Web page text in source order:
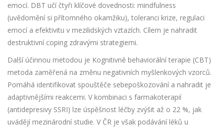
emocí. DBT učí čtyři klíčové dovednosti: mindfulness
(uvědomění si přítomného okamžiku), toleranci krize, regulaci
emocí a efektivitu v mezilidských vztazích. Cílem je nahradit
destruktivní coping zdravými strategiemi.
Další účinnou metodou je Kognitivně behaviorální terapie (CBT)
metoda zaměřená na změnu negativních myšlenkových vzorců.
Pomáhá identifikovat spouštěče sebepoškozování a nahradit je
adaptivnějšími reakcemi. V kombinaci s farmakoterapií
(antidepresivy SSRI) lze úspěšnost léčby zvýšit až o 22 %, jak
uvádějí mezinárodní studie. V ČR je však podávání léků u